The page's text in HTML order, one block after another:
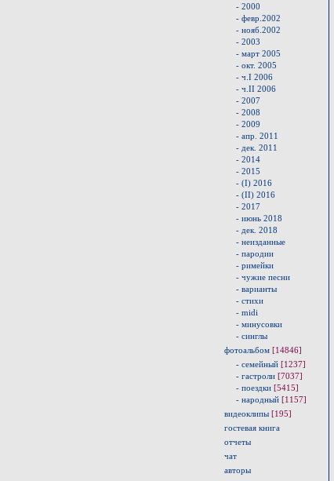
- 2000
- февр.2002
- нояб.2002
- 2003
- март 2005
- окт. 2005
- ч.I 2006
- ч.II 2006
- 2007
- 2008
- 2009
- апр. 2011
- дек. 2011
- 2014
- 2015
- (I) 2016
- (II) 2016
- 2017
- июнь 2018
- дек. 2018
- неизданные
- пародии
- римейки
- чужие песни
- варианты
- стихи
- midi
- минусовки
- синглы
фотоальбом [14846]
- семейный [1237]
- гастроли [7037]
- поездки [5415]
- народный [1157]
видеоклипы [195]
гостевая книга
отчеты
чат
авторы